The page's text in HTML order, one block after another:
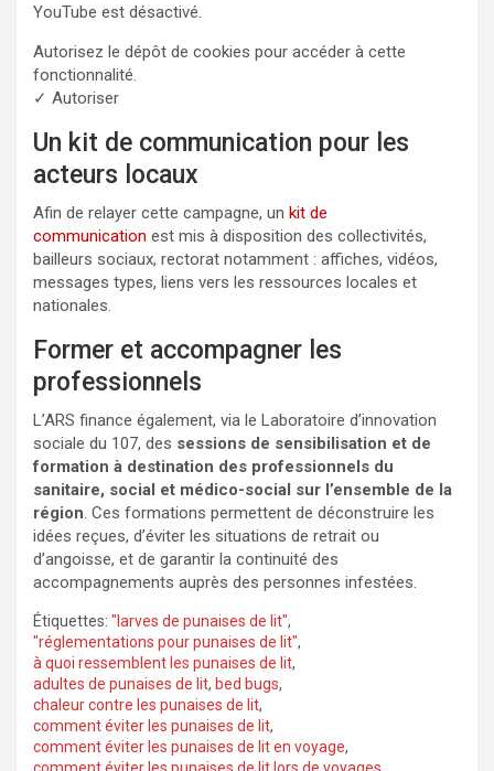
YouTube est désactivé.
Autorisez le dépôt de cookies pour accéder à cette
fonctionnalité.
✓ Autoriser
Un kit de communication pour les
acteurs locaux
Afin de relayer cette campagne, un kit de
communication est mis à disposition des collectivités,
bailleurs sociaux, rectorat notamment : affiches, vidéos,
messages types, liens vers les ressources locales et
nationales.
Former et accompagner les
professionnels
L’ARS finance également, via le Laboratoire d’innovation
sociale du 107, des sessions de sensibilisation et de
formation à destination des professionnels du
sanitaire, social et médico-social sur l’ensemble de la
région. Ces formations permettent de déconstruire les
idées reçues, d’éviter les situations de retrait ou
d’angoisse, et de garantir la continuité des
accompagnements auprès des personnes infestées.
Étiquettes: "larves de punaises de lit",
"réglementations pour punaises de lit",
à quoi ressemblent les punaises de lit,
adultes de punaises de lit, bed bugs,
chaleur contre les punaises de lit,
comment éviter les punaises de lit,
comment éviter les punaises de lit en voyage,
comment éviter les punaises de lit lors de voyages,